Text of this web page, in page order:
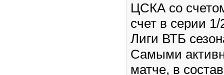
ЦСКА со
счет в серии
Лиги ВТБ
Самыми
матче, в